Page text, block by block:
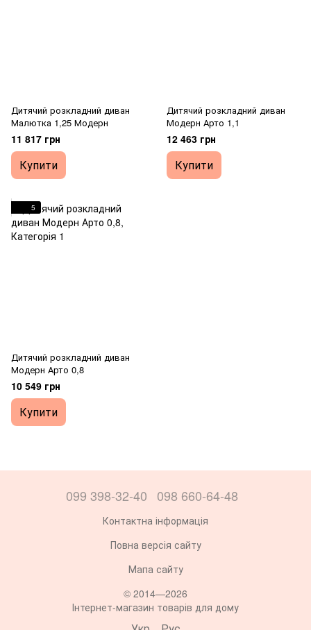
Дитячий розкладний диван
Малютка 1,25 Модерн
11 817 грн
Купити
Дитячий розкладний диван
Модерн Арто 1,1
12 463 грн
Купити
5
Дитячий розкладний диван
Модерн Арто 0,8
10 549 грн
Купити
099 398-32-40 098 660-64-48
Контактна інформація
Повна версія сайту
Мапа сайту
© 2014—2026
Інтернет-магазин товарів для дому